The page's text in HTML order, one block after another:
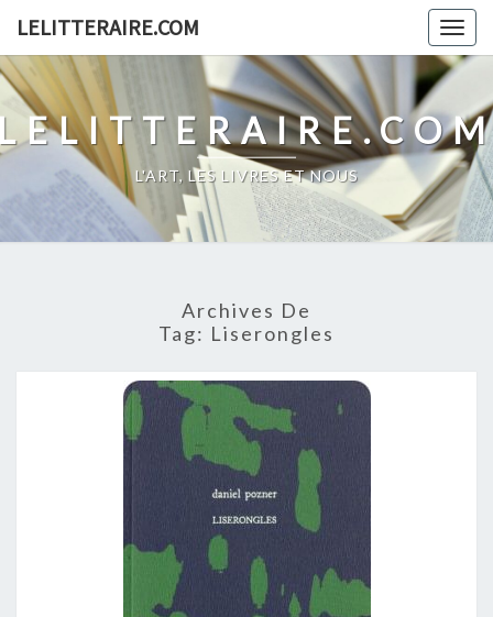
content
LELITTERAIRE.COM
L'ART, LES LIVRES ET NOUS
Archives De
Tag: Liserongles